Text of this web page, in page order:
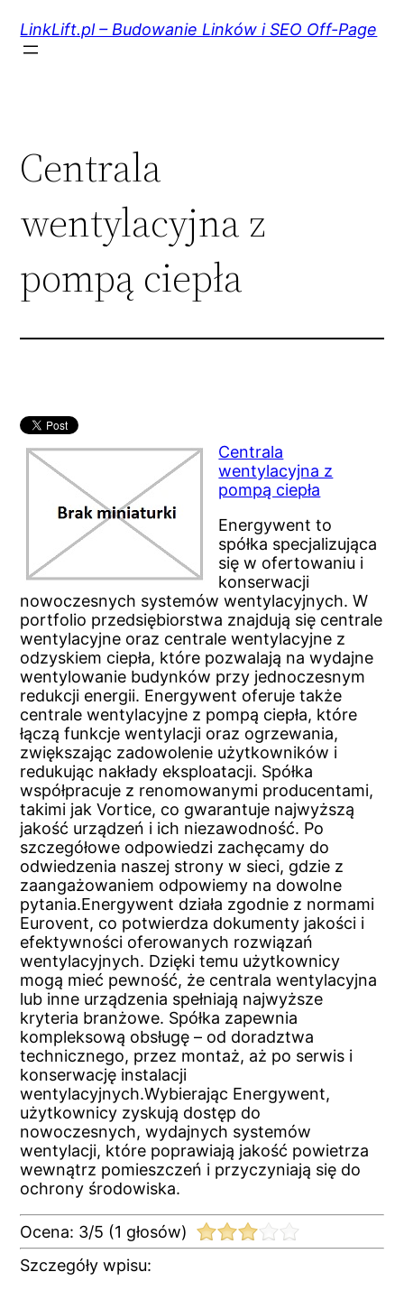
treści
LinkLift.pl – Budowanie Linków i SEO Off-Page
Centrala
wentylacyjna z
pompą ciepła
Centrala
wentylacyjna z
pompą ciepła
Energywent to
spółka specjalizująca
się w ofertowaniu i
konserwacji
nowoczesnych systemów wentylacyjnych. W
portfolio przedsiębiorstwa znajdują się centrale
wentylacyjne oraz centrale wentylacyjne z
odzyskiem ciepła, które pozwalają na wydajne
wentylowanie budynków przy jednoczesnym
redukcji energii. Energywent oferuje także
centrale wentylacyjne z pompą ciepła, które
łączą funkcje wentylacji oraz ogrzewania,
zwiększając zadowolenie użytkowników i
redukując nakłady eksploatacji. Spółka
współpracuje z renomowanymi producentami,
takimi jak Vortice, co gwarantuje najwyższą
jakość urządzeń i ich niezawodność. Po
szczegółowe odpowiedzi zachęcamy do
odwiedzenia naszej strony w sieci, gdzie z
zaangażowaniem odpowiemy na dowolne
pytania.Energywent działa zgodnie z normami
Eurovent, co potwierdza dokumenty jakości i
efektywności oferowanych rozwiązań
wentylacyjnych. Dzięki temu użytkownicy
mogą mieć pewność, że centrala wentylacyjna
lub inne urządzenia spełniają najwyższe
kryteria branżowe. Spółka zapewnia
kompleksową obsługę – od doradztwa
technicznego, przez montaż, aż po serwis i
konserwację instalacji
wentylacyjnych.Wybierając Energywent,
użytkownicy zyskują dostęp do
nowoczesnych, wydajnych systemów
wentylacji, które poprawiają jakość powietrza
wewnątrz pomieszczeń i przyczyniają się do
ochrony środowiska.
Ocena: 3/5 (1 głosów)
Szczegóły wpisu: